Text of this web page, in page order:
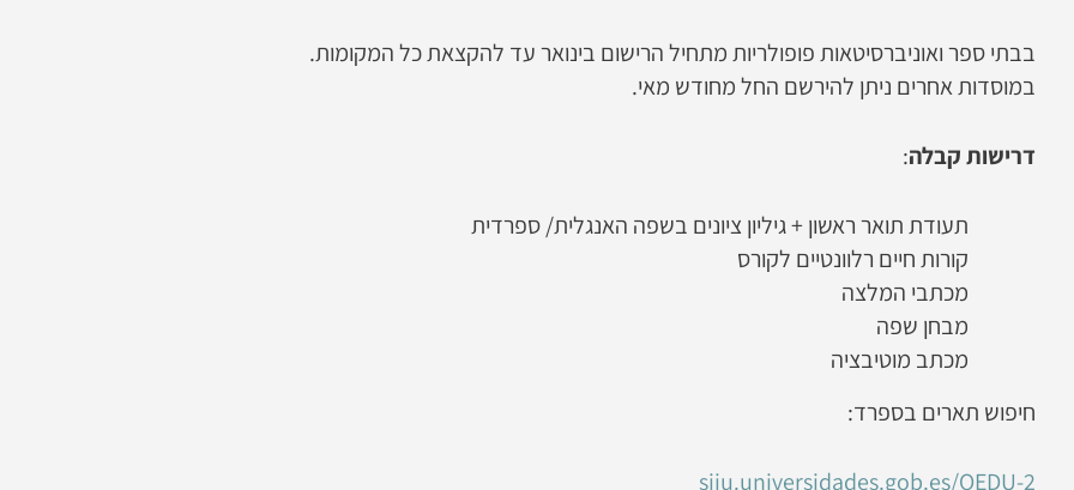
בבתי ספר ואוניברסיטאות פופולריות מתחיל הרישום בינואר עד להקצאת כל המקומות.
במוסדות אחרים ניתן להירשם החל מחודש מאי.
דרישות קבלה:
תעודת תואר ראשון + גיליון ציונים בשפה האנגלית/ ספרדית
קורות חיים רלוונטיים לקורס
מכתבי המלצה
מבחן שפה
מכתב מוטיבציה
חיפוש תארים בספרד:
siiu.universidades.gob.es/QEDU-2